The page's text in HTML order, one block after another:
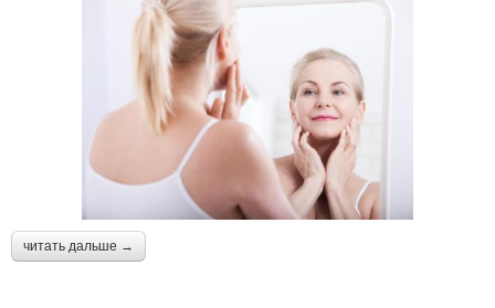
читать дальше →